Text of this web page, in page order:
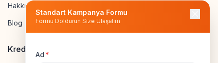
Standart Kampanya Formu
Formu Doldurun Size Ulaşalım
Ad *
Hakkımızda
Blog
Kredi Hesapla